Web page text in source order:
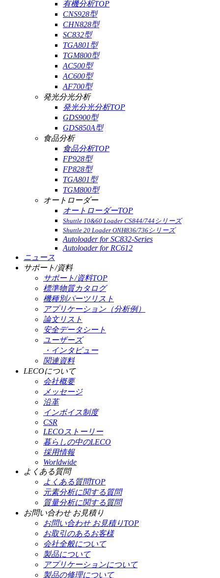
有機分析TOP
CNS928型
CHN828型
SC832型
TGA801型
TGM800型
AC500型
AC600型
AF700型
発光分光分析
発光分光分析TOP
GDS900型
GDS850A型
食品分析
食品分析TOP
FP928型
FP828型
TGA801型
TGM800型
オートローダー
オートローダーTOP
Shuttle 10&60 Loader CS844/744シリーズ
Shuttle 20 Loader ONH836/736シリーズ
Autoloader for SC832-Series
Autoloader for RC612
ニュース
サポート/資料
サポート/資料TOP
標準物質カタログ
機種別パーツリスト
アプリケーション（分析例）
論文リスト
安全データシート
ユーザーズ
・インタビュー
関連資料
LECOについて
会社概要
メッセージ
沿革
インボイス制度
CSR
LECOストーリー
暮らしの中のLECO
採用情報
Worldwide
よくある質問
よくある質問TOP
元素分析に関する質問
質量分析に関する質問
お問い合わせ お見積り
お問い合わせ お見積りTOP
お取引のあるお客様
会社全般について
製品について
アプリケーションについて
製品の修理について